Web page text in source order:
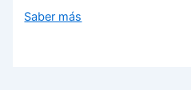
Saber más